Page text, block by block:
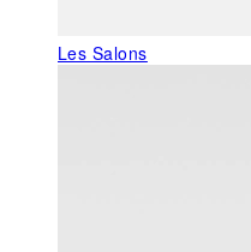
Les Salons